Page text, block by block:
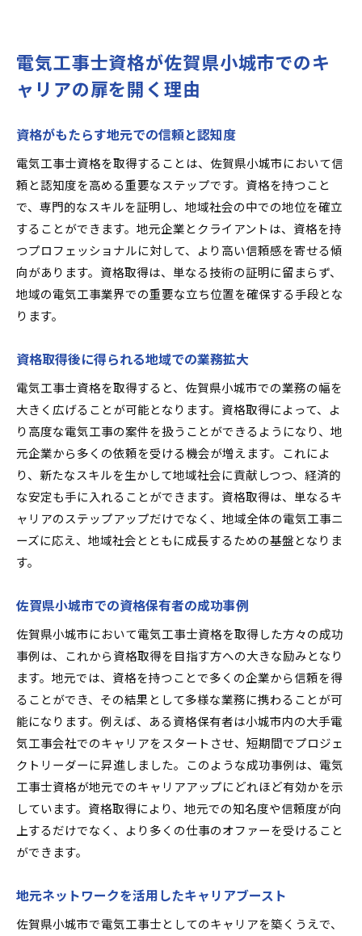
電気工事士資格が佐賀県小城市でのキ
ャリアの扉を開く理由
資格がもたらす地元での信頼と認知度
電気工事士資格を取得することは、佐賀県小城市において信
頼と認知度を高める重要なステップです。資格を持つこと
で、専門的なスキルを証明し、地域社会の中での地位を確立
することができます。地元企業とクライアントは、資格を持
つプロフェッショナルに対して、より高い信頼感を寄せる傾
向があります。資格取得は、単なる技術の証明に留まらず、
地域の電気工事業界での重要な立ち位置を確保する手段とな
ります。
資格取得後に得られる地域での業務拡大
電気工事士資格を取得すると、佐賀県小城市での業務の幅を
大きく広げることが可能となります。資格取得によって、よ
り高度な電気工事の案件を扱うことができるようになり、地
元企業から多くの依頼を受ける機会が増えます。これによ
り、新たなスキルを生かして地域社会に貢献しつつ、経済的
な安定も手に入れることができます。資格取得は、単なるキ
ャリアのステップアップだけでなく、地域全体の電気工事ニ
ーズに応え、地域社会とともに成長するための基盤となりま
す。
佐賀県小城市での資格保有者の成功事例
佐賀県小城市において電気工事士資格を取得した方々の成功
事例は、これから資格取得を目指す方への大きな励みとなり
ます。地元では、資格を持つことで多くの企業から信頼を得
ることができ、その結果として多様な業務に携わることが可
能になります。例えば、ある資格保有者は小城市内の大手電
気工事会社でのキャリアをスタートさせ、短期間でプロジェ
クトリーダーに昇進しました。このような成功事例は、電気
工事士資格が地元でのキャリアアップにどれほど有効かを示
しています。資格取得により、地元での知名度や信頼度が向
上するだけでなく、より多くの仕事のオファーを受けること
ができます。
地元ネットワークを活用したキャリアブースト
佐賀県小城市で電気工事士としてのキャリアを築くうえで、